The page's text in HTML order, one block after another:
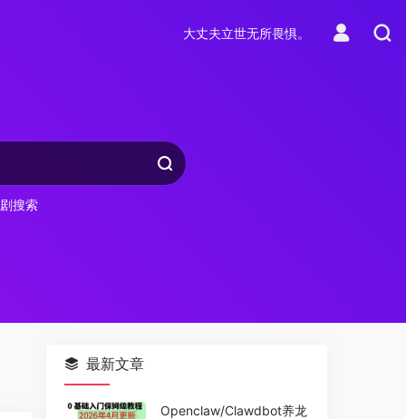
大丈夫立世无所畏惧。
搜索
最新文章
Openclaw/Clawdbot养龙